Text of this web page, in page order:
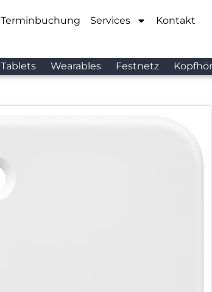
Terminbuchung Services
Kontakt
Tablets Wearables Festnetz